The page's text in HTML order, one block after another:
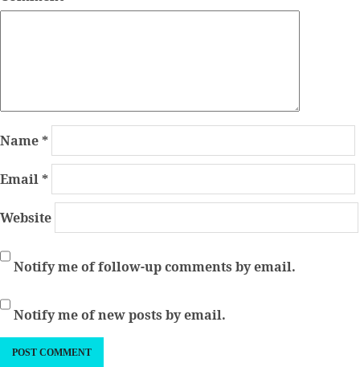
Name*
Email*
Website
Notify me of follow-up comments by email.
Notify me of new posts by email.